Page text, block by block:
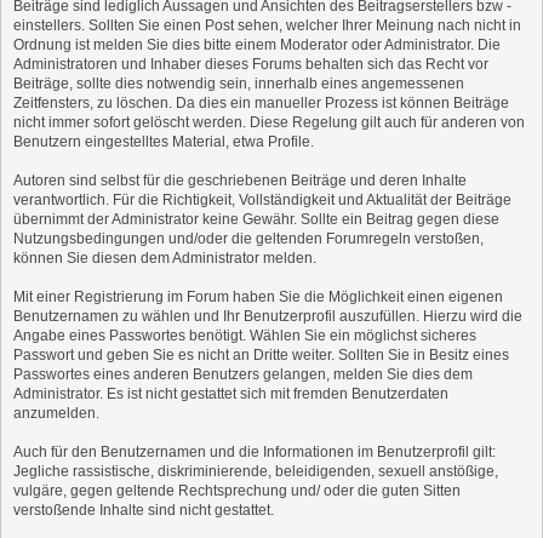
Beiträge sind lediglich Aussagen und Ansichten des Beitragserstellers bzw -
einstellers. Sollten Sie einen Post sehen, welcher Ihrer Meinung nach nicht in
Ordnung ist melden Sie dies bitte einem Moderator oder Administrator. Die
Administratoren und Inhaber dieses Forums behalten sich das Recht vor
Beiträge, sollte dies notwendig sein, innerhalb eines angemessenen
Zeitfensters, zu löschen. Da dies ein manueller Prozess ist können Beiträge
nicht immer sofort gelöscht werden. Diese Regelung gilt auch für anderen von
Benutzern eingestelltes Material, etwa Profile.
Autoren sind selbst für die geschriebenen Beiträge und deren Inhalte
verantwortlich. Für die Richtigkeit, Vollständigkeit und Aktualität der Beiträge
übernimmt der Administrator keine Gewähr. Sollte ein Beitrag gegen diese
Nutzungsbedingungen und/oder die geltenden Forumregeln verstoßen,
können Sie diesen dem Administrator melden.
Mit einer Registrierung im Forum haben Sie die Möglichkeit einen eigenen
Benutzernamen zu wählen und Ihr Benutzerprofil auszufüllen. Hierzu wird die
Angabe eines Passwortes benötigt. Wählen Sie ein möglichst sicheres
Passwort und geben Sie es nicht an Dritte weiter. Sollten Sie in Besitz eines
Passwortes eines anderen Benutzers gelangen, melden Sie dies dem
Administrator. Es ist nicht gestattet sich mit fremden Benutzerdaten
anzumelden.
Auch für den Benutzernamen und die Informationen im Benutzerprofil gilt:
Jegliche rassistische, diskriminierende, beleidigenden, sexuell anstößige,
vulgäre, gegen geltende Rechtsprechung und/ oder die guten Sitten
verstoßende Inhalte sind nicht gestattet.